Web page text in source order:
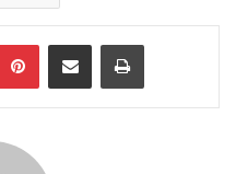
PinterestShare via Email Print